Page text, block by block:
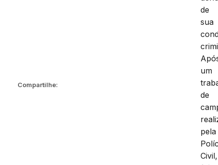
Compartilhe:
de
sua
um
de
pela
Civil,